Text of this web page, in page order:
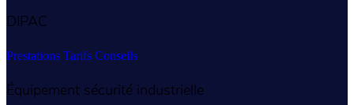
DIPAC
Prestations Tarifs Conseils
Équipement sécurité industrielle